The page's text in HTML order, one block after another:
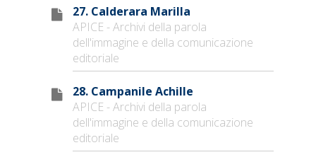
27. Calderara Marilla
APICE - Archivi della parola
dell'immagine e della comunicazione
editoriale
28. Campanile Achille
APICE - Archivi della parola
dell'immagine e della comunicazione
editoriale